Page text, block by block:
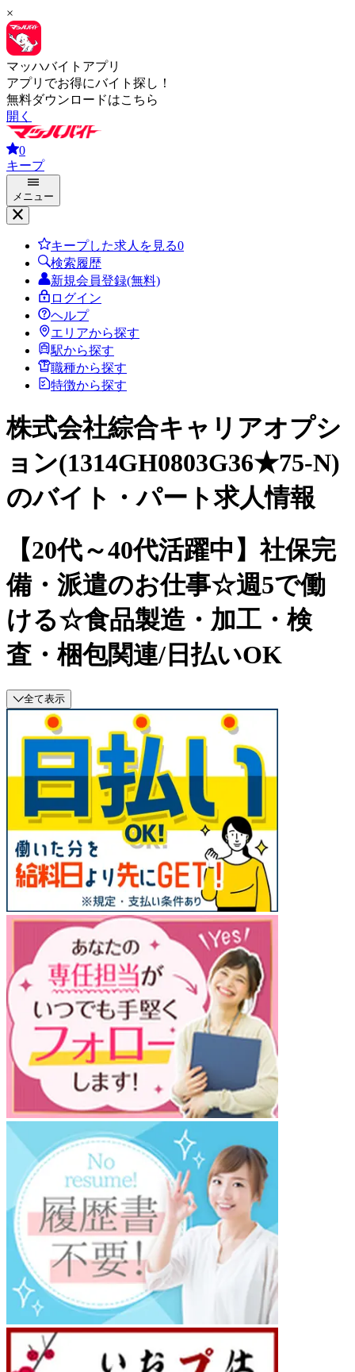
×
マッハバイトアプリ
アプリでお得にバイト探し！
無料ダウンロードはこちら
開く
0
キープ
メニュー
キープした求人を見る0
検索履歴
新規会員登録(無料)
ログイン
ヘルプ
エリアから探す
駅から探す
職種から探す
特徴から探す
株式会社綜合キャリアオプシ
ョン(1314GH0803G36★75-N)
のバイト・パート求人情報
【20代～40代活躍中】社保完
備・派遣のお仕事☆週5で働
ける☆食品製造・加工・検
査・梱包関連/日払いOK
全て表示